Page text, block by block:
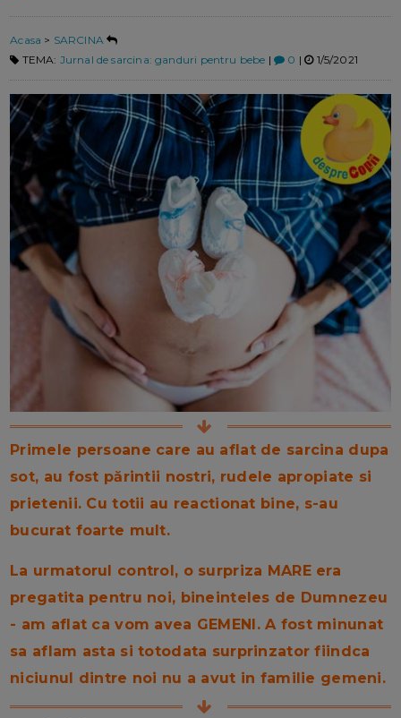
Acasa > SARCINA
TEMA: Jurnal de sarcina: ganduri pentru bebe | 0 | 1/5/2021
Primele persoane care au aflat de sarcina dupa
sot, au fost părintii nostri, rudele apropiate si
prietenii. Cu totii au reactionat bine, s-au
bucurat foarte mult.
La urmatorul control, o surpriza MARE era
pregatita pentru noi, bineinteles de Dumnezeu
- am aflat ca vom avea GEMENI. A fost minunat
sa aflam asta si totodata surprinzator fiindca
niciunul dintre noi nu a avut in familie gemeni.